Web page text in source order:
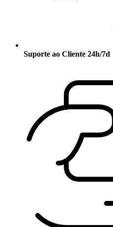
Suporte ao Cliente 24h/7d